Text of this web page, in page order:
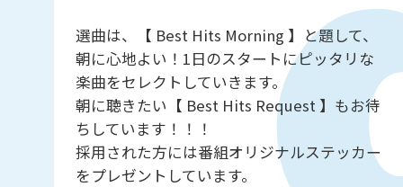
選曲は、【 Best Hits Morning 】と題して、
朝に心地よい！1日のスタートにピッタリな
楽曲をセレクトしていきます。
朝に聴きたい【 Best Hits Request 】もお待
ちしています！！！
採用された方には番組オリジナルステッカー
をプレゼントしています。